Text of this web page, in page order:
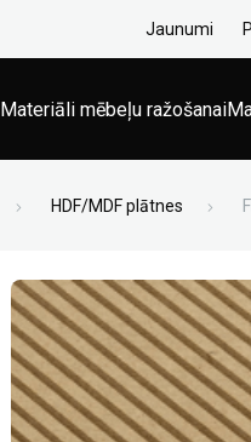
Jaunumi
Materiāli mēbeļu ražošanai
HDF/MDF plātnes